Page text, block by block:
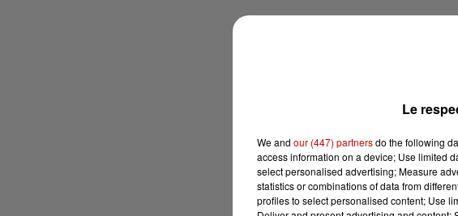
Le
We and our (447) partnersdo the following
access information on a device; Use limited
select personalised advertising; Measure
statistics or combinations of data from
profiles to select personalised content; Use